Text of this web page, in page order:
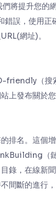
將提升您的
誤，使用正
網址)。
friendly（搜
上發布關於您
排名。這個
（
錄，在線新
間斷的進行